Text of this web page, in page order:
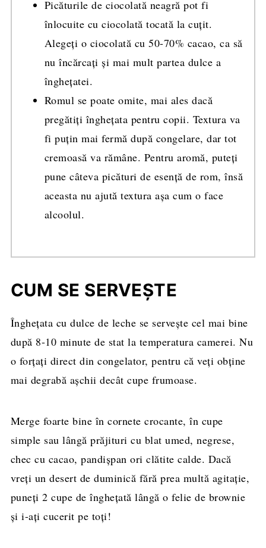
Picăturile de ciocolată neagră pot fi
înlocuite cu ciocolată tocată la cuțit.
Alegeți o ciocolată cu 50-70% cacao, ca să
nu încărcați și mai mult partea dulce a
înghețatei.
Romul se poate omite, mai ales dacă
pregătiți înghețata pentru copii. Textura va
fi puțin mai fermă după congelare, dar tot
cremoasă va rămâne. Pentru aromă, puteți
pune câteva picături de esență de rom, însă
aceasta nu ajută textura așa cum o face
alcoolul.
CUM SE SERVEȘTE
Înghețata cu dulce de leche se servește cel mai bine
după 8-10 minute de stat la temperatura camerei. Nu
o forțați direct din congelator, pentru că veți obține
mai degrabă așchii decât cupe frumoase.
Merge foarte bine în cornete crocante, în cupe
simple sau lângă prăjituri cu blat umed, negrese,
chec cu cacao, pandișpan ori clătite calde. Dacă
vreți un desert de duminică fără prea multă agitație,
puneți 2 cupe de înghețată lângă o felie de brownie
și i-ați cucerit pe toți!